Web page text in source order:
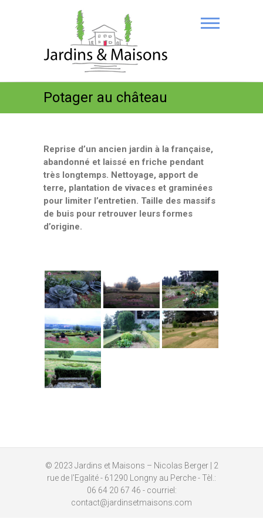
Potager au château
Reprise d’un ancien jardin à la française,
abandonné et laissé en friche pendant
très longtemps. Nettoyage, apport de
terre, plantation de vivaces et graminées
pour limiter l’entretien. Taille des massifs
de buis pour retrouver leurs formes
d’origine.
© 2023 Jardins et Maisons – Nicolas Berger| 2
rue de l'Egalité - 61290 Longny au Perche - Tèl.:
06 64 20 67 46 - courriel:
contact@jardinsetmaisons.com